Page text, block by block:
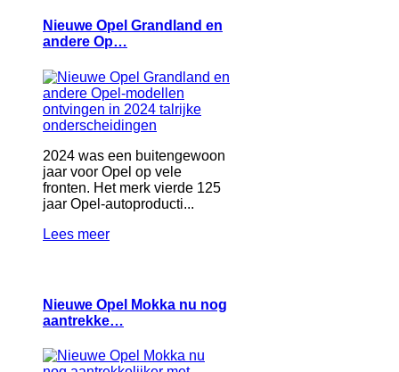
Nieuwe Opel Grandland en
andere Op…
2024 was een buitengewoon
jaar voor Opel op vele
fronten. Het merk vierde 125
jaar Opel-autoproducti...
Lees meer
Nieuwe Opel Mokka nu nog
aantrekke…